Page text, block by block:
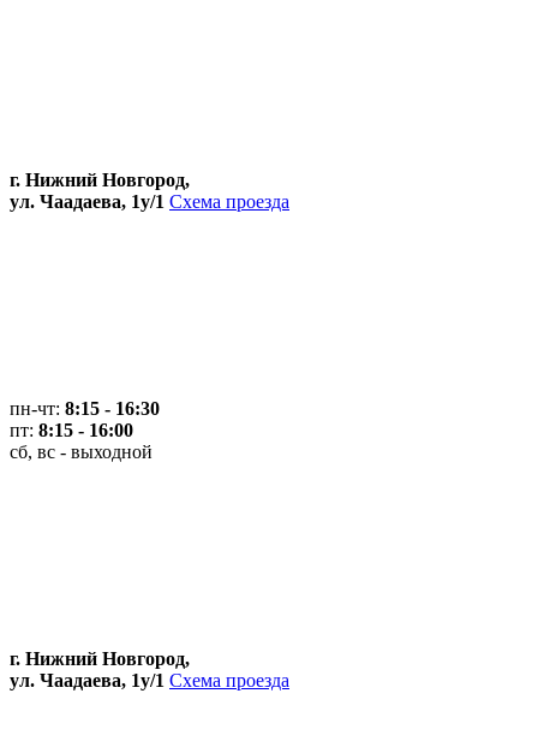
г. Нижний Новгород,
ул. Чаадаева, 1у/1 Схема проезда
пн-чт: 8:15 - 16:30
пт: 8:15 - 16:00
сб, вс - выходной
г. Нижний Новгород,
ул. Чаадаева, 1у/1 Схема проезда